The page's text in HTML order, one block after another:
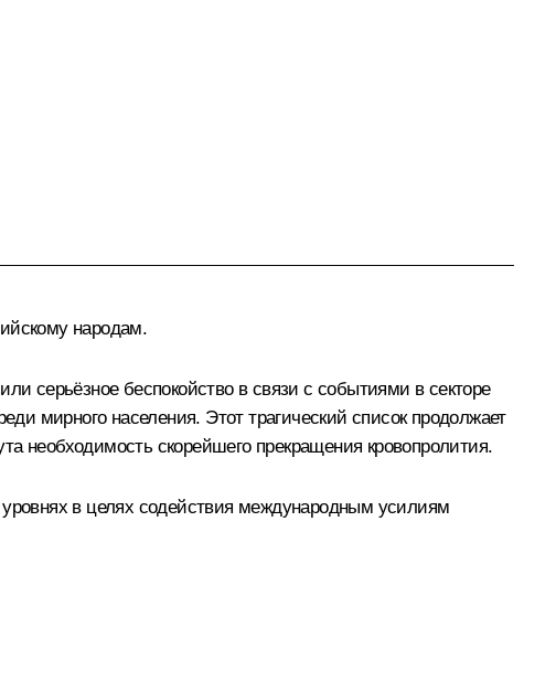
народам.
серьёзное беспокойство в связи с событиями в секторе
мирного населения. Этот трагический список продолжает
необходимость скорейшего прекращения кровопролития.
в целях содействия международным усилиям